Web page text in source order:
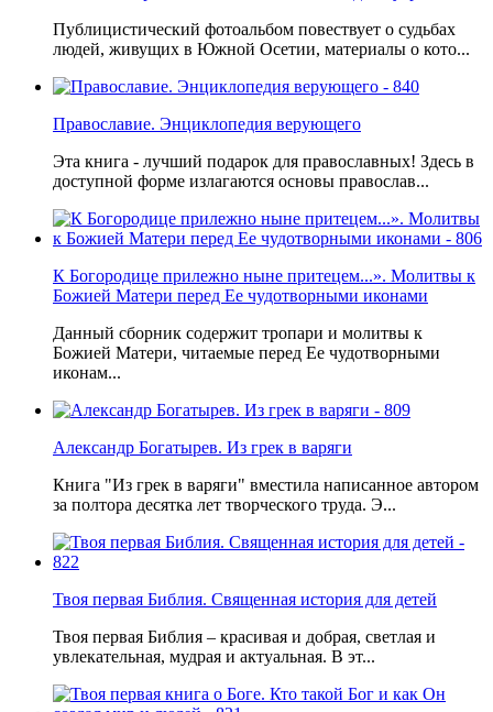
Публицистический фотоальбом повествует о судьбах
людей, живущих в Южной Осетии, материалы о кото...
Православие. Энциклопедия верующего
Эта книга - лучший подарок для православных! Здесь в
доступной форме излагаются основы православ...
К Богородице прилежно ныне притецем...». Молитвы к
Божией Матери перед Ее чудотворными иконами
Данный сборник содержит тропари и молитвы к
Божией Матери, читаемые перед Ее чудотворными
иконам...
Александр Богатырев. Из грек в варяги
Книга "Из грек в варяги" вместила написанное автором
за полтора десятка лет творческого труда. Э...
Твоя первая Библия. Священная история для детей
Твоя первая Библия – красивая и добрая, светлая и
увлекательная, мудрая и актуальная. В эт...